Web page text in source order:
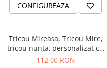
Coliere
Semn de carte
Card metalic
CONFIGUREAZA
Tricou Mireasa, Tricou Mire,
tricou nunta, personalizat cu
design negru sclipicios
112,00 RON